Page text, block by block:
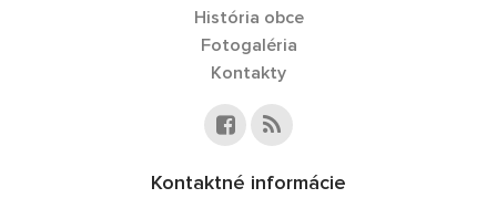
História obce
Fotogaléria
Kontakty
Kontaktné informácie